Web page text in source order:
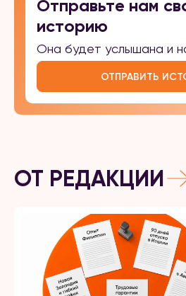
Отправьте нам
историю
Она будет услышана и
ОТПРАВИТЬ
ОТ РЕДАКЦИИ